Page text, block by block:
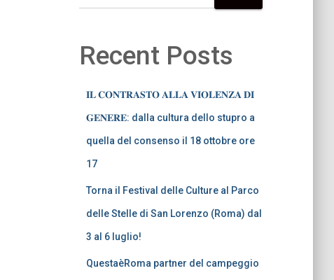
Recent Posts
𝐈𝐋 𝐂𝐎𝐍𝐓𝐑𝐀𝐒𝐓𝐎 𝐀𝐋𝐋𝐀 𝐕𝐈𝐎𝐋𝐄𝐍𝐙𝐀 𝐃𝐈
𝐆𝐄𝐍𝐄𝐑𝐄: dalla cultura dello stupro a
quella del consenso il 18 ottobre ore
17
Torna il Festival delle Culture al Parco
delle Stelle di San Lorenzo (Roma) dal
3 al 6 luglio!
QuestaèRoma partner del campeggio